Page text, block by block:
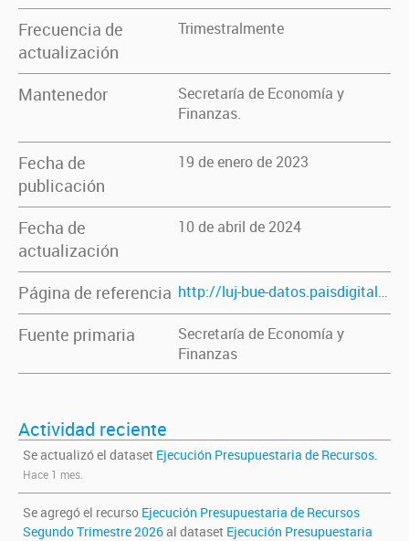
Frecuencia de
actualización
Trimestralmente
Mantenedor
Secretaría de Economía y
Finanzas.
Fecha de
publicación
19 de enero de 2023
Fecha de
actualización
10 de abril de 2024
Página de referencia http://luj-bue-datos.paisdigital.innovacion.gob.ar/dataset/ejecucion-presupuestaria
Fuente primaria
Secretaría de Economía y
Finanzas
Actividad reciente
Se actualizó el dataset Ejecución Presupuestaria de Recursos.
Hace 1 mes.
Se agregó el recurso Ejecución Presupuestaria de Recursos
Segundo Trimestre 2026al dataset Ejecución Presupuestaria